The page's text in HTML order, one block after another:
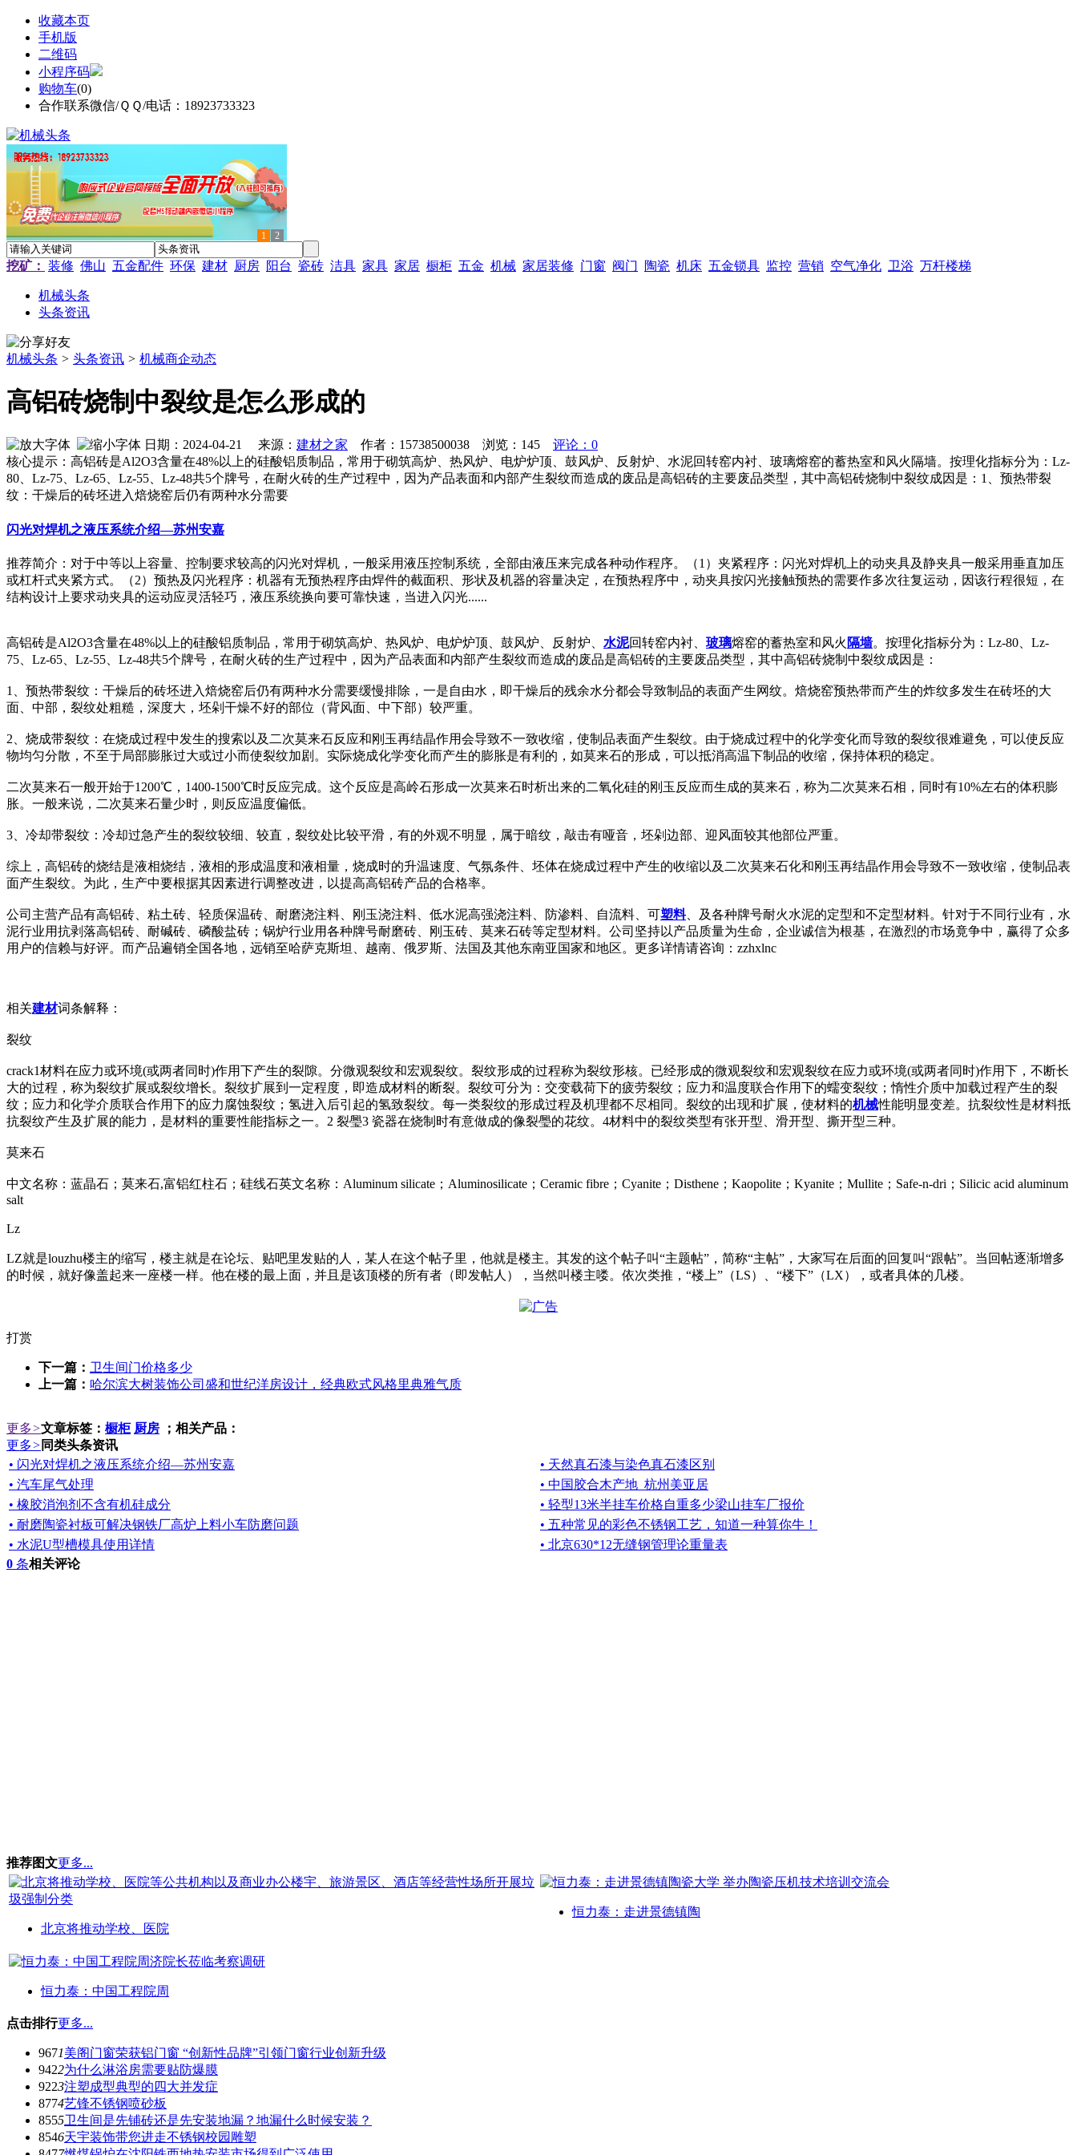
收藏本页
手机版
二维码
小程序码
购物车(0)
合作联系微信/ＱＱ/电话：18923733323
1 2
挖矿： 装修 佛山 五金配件 环保 建材 厨房 阳台 瓷砖 洁具 家具 家居 橱柜 五金 机械 家居装修 门窗 阀门 陶瓷 机床 五金锁具 监控 营销 空气净化 卫浴 万杆楼梯
机械头条
头条资讯
机械头条 > 头条资讯 > 机械商企动态
高铝砖烧制中裂纹是怎么形成的
日期：2024-04-21 来源： 建材之家 作者：15738500038 浏览： 145
评论：0
核心提示：高铝砖是Al2O3含量在48%以上的硅酸铝质制品，常用于砌筑高炉、热风炉、电炉炉顶、鼓风炉、反射炉、水泥回转窑内衬、玻璃熔窑的蓄热室和风火隔墙。按理化指标分为：Lz-
80、Lz-75、Lz-65、Lz-55、Lz-48共5个牌号，在耐火砖的生产过程中，因为产品表面和内部产生裂纹而造成的废品是高铝砖的主要废品类型，其中高铝砖烧制中裂纹成因是：1、预热带裂
纹：干燥后的砖坯进入焙烧窑后仍有两种水分需要
闪光对焊机之液压系统介绍—苏州安嘉
推荐简介：对于中等以上容量、控制要求较高的闪光对焊机，一般采用液压控制系统，全部由液压来完成各种动作程序。（1）夹紧程序：闪光对焊机上的动夹具及静夹具一般采用垂直加压
或杠杆式夹紧方式。（2）预热及闪光程序：机器有无预热程序由焊件的截面积、形状及机器的容量决定，在预热程序中，动夹具按闪光接触预热的需要作多次往复运动，因该行程很短，在
结构设计上要求动夹具的运动应灵活轻巧，液压系统换向要可靠快速，当进入闪光......
高铝砖是Al2O3含量在48%以上的硅酸铝质制品，常用于砌筑高炉、热风炉、电炉炉顶、鼓风炉、反射炉、 水泥回转窑内衬、 玻璃熔窑的蓄热室和风火 隔墙。按理化指标分为：Lz-80、Lz-
75、Lz-65、Lz-55、Lz-48共5个牌号，在耐火砖的生产过程中，因为产品表面和内部产生裂纹而造成的废品是高铝砖的主要废品类型，其中高铝砖烧制中裂纹成因是：
1、预热带裂纹：干燥后的砖坯进入焙烧窑后仍有两种水分需要缓慢排除，一是自由水，即干燥后的残余水分都会导致制品的表面产生网纹。焙烧窑预热带而产生的炸纹多发生在砖坯的大
面、中部，裂纹处粗糙，深度大，坯剁干燥不好的部位（背风面、中下部）较严重。
2、烧成带裂纹：在烧成过程中发生的搜索以及二次莫来石反应和刚玉再结晶作用会导致不一致收缩，使制品表面产生裂纹。由于烧成过程中的化学变化而导致的裂纹很难避免，可以使反应
物均匀分散，不至于局部膨胀过大或过小而使裂纹加剧。实际烧成化学变化而产生的膨胀是有利的，如莫来石的形成，可以抵消高温下制品的收缩，保持体积的稳定。
二次莫来石一般开始于1200℃，1400-1500℃时反应完成。这个反应是高岭石形成一次莫来石时析出来的二氧化硅的刚玉反应而生成的莫来石，称为二次莫来石相，同时有10%左右的体积膨
胀。一般来说，二次莫来石量少时，则反应温度偏低。
3、冷却带裂纹：冷却过急产生的裂纹较细、较直，裂纹处比较平滑，有的外观不明显，属于暗纹，敲击有哑音，坯剁边部、迎风面较其他部位严重。
综上，高铝砖的烧结是液相烧结，液相的形成温度和液相量，烧成时的升温速度、气氛条件、坯体在烧成过程中产生的收缩以及二次莫来石化和刚玉再结晶作用会导致不一致收缩，使制品表
面产生裂纹。为此，生产中要根据其因素进行调整改进，以提高高铝砖产品的合格率。
公司主营产品有高铝砖、粘土砖、轻质保温砖、耐磨浇注料、刚玉浇注料、低水泥高强浇注料、防渗料、自流料、可塑料、及各种牌号耐火水泥的定型和不定型材料。针对于不同行业有，水
泥行业用抗剥落高铝砖、耐碱砖、磷酸盐砖；锅炉行业用各种牌号耐磨砖、刚玉砖、莫来石砖等定型材料。公司坚持以产品质量为生命，企业诚信为根基，在激烈的市场竟争中，赢得了众多
用户的信赖与好评。而产品遍销全国各地，远销至哈萨克斯坦、越南、俄罗斯、法国及其他东南亚国家和地区。更多详情请咨询：zzhxlnc
相关建材词条解释：
裂纹
crack1材料在应力或环境(或两者同时)作用下产生的裂隙。分微观裂纹和宏观裂纹。裂纹形成的过程称为裂纹形核。已经形成的微观裂纹和宏观裂纹在应力或环境(或两者同时)作用下，不断长
大的过程，称为裂纹扩展或裂纹增长。裂纹扩展到一定程度，即造成材料的断裂。裂纹可分为：交变载荷下的疲劳裂纹；应力和温度联合作用下的蠕变裂纹；惰性介质中加载过程产生的裂
纹；应力和化学介质联合作用下的应力腐蚀裂纹；氢进入后引起的氢致裂纹。每一类裂纹的形成过程及机理都不尽相同。裂纹的出现和扩展，使材料的机械性能明显变差。抗裂纹性是材料抵
抗裂纹产生及扩展的能力，是材料的重要性能指标之一。2 裂璺3 瓷器在烧制时有意做成的像裂璺的花纹。4材料中的裂纹类型有张开型、滑开型、撕开型三种。
莫来石
中文名称：蓝晶石；莫来石,富铝红柱石；硅线石英文名称：Aluminum silicate；Aluminosilicate；Ceramic fibre；Cyanite；Disthene；Kaopolite；Kyanite；Mullite；Safe-n-dri；Silicic acid aluminum
salt
Lz
LZ就是louzhu楼主的缩写，楼主就是在论坛、贴吧里发贴的人，某人在这个帖子里，他就是楼主。其发的这个帖子叫“主题帖”，简称“主帖”，大家写在后面的回复叫“跟帖”。当回帖逐渐增多
的时候，就好像盖起来一座楼一样。他在楼的最上面，并且是该顶楼的所有者（即发帖人），当然叫楼主喽。依次类推，“楼上”（LS）、“楼下”（LX），或者具体的几楼。
打赏
下一篇： 卫生间门价格多少
上一篇： 哈尔滨大树装饰公司盛和世纪洋房设计，经典欧式风格里典雅气质
更多>文章标签： 橱柜 厨房 ；相关产品：
更多> 同类头条资讯
• 闪光对焊机之液压系统介绍—苏州安嘉
• 天然真石漆与染色真石漆区别
• 汽车尾气处理
• 中国胶合木产地_杭州美亚居
• 橡胶消泡剂不含有机硅成分
• 轻型13米半挂车价格自重多少梁山挂车厂报价
• 耐磨陶瓷衬板可解决钢铁厂高炉上料小车防磨问题
• 五种常见的彩色不锈钢工艺，知道一种算你牛！
• 水泥U型槽模具使用详情
• 北京630*12无缝钢管理论重量表
0 条相关评论
推荐图文更多...
北京将推动学校、医院
恒力泰：走进景德镇陶
恒力泰：中国工程院周
点击排行更多...
9671美阁门窗荣获铝门窗 “创新性品牌”引领门窗行业创新升级
9422为什么淋浴房需要贴防爆膜
9223注塑成型典型的四大并发症
8774艺锋不锈钢喷砂板
8555卫生间是先铺砖还是先安装地漏？地漏什么时候安装？
8546天宇装饰带您进走不锈钢校园雕塑